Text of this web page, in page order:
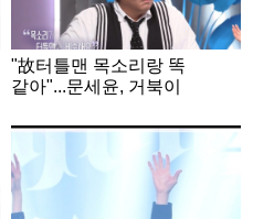
"故터틀맨 목소리랑 똑
같아"...문세윤, 거북이
[★밤TView]